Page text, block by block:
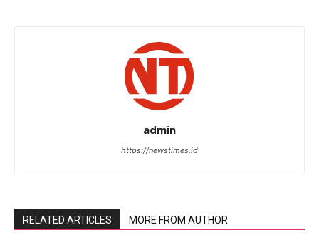
admin
https://newstimes.id
RELATED ARTICLES MORE FROM AUTHOR